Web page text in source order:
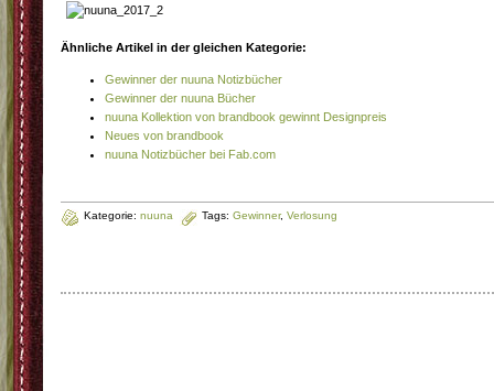
Ähnliche Artikel in der gleichen Kategorie:
Gewinner der nuuna Notizbücher
Gewinner der nuuna Bücher
nuuna Kollektion von brandbook gewinnt Designpreis
Neues von brandbook
nuuna Notizbücher bei Fab.com
Kategorie: nuuna Tags: Gewinner, Verlosung